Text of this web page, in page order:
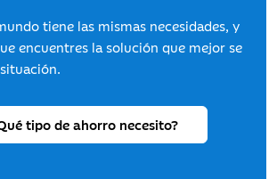
tiene las mismas necesidades, y
encuentres la solución que mejor se
tipo de ahorro necesito?